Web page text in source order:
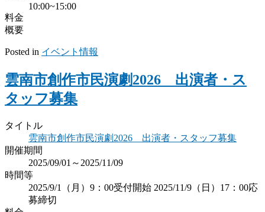
10:00~15:00
料金
概要
Posted in イベント情報
雲南市創作市民演劇2026 出演者・ス
タッフ募集
タイトル
雲南市創作市民演劇2026 出演者・スタッフ募集
開催期間
2025/09/01～2025/11/09
時間等
2025/9/1（月）9：00受付開始 2025/11/9（日）17：00応
募締切